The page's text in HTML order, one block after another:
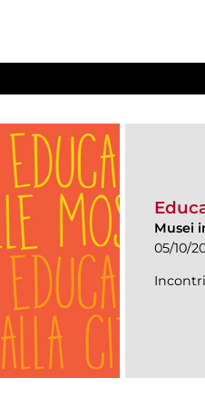
Musei
05/10/